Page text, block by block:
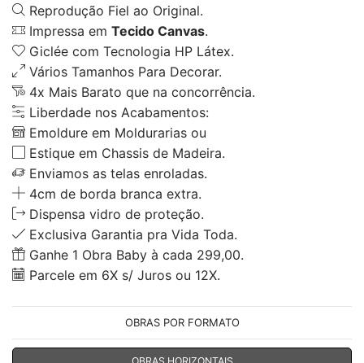
Reprodução Fiel ao Original.
Impressa em Tecido Canvas.
Giclée com Tecnologia HP Látex.
Vários Tamanhos Para Decorar.
4x Mais Barato que na concorrência.
Liberdade nos Acabamentos:
Emoldure em Moldurarias ou
Estique em Chassis de Madeira.
Enviamos as telas enroladas.
4cm de borda branca extra.
Dispensa vidro de proteção.
Exclusiva Garantia pra Vida Toda.
Ganhe 1 Obra Baby à cada 299,00.
Parcele em 6X s/ Juros ou 12X.
OBRAS POR FORMATO